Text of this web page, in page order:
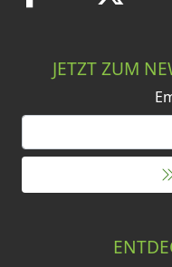
JETZT ZUM